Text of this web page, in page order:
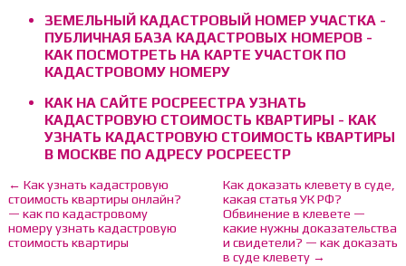
ЗЕМЕЛЬНЫЙ КАДАСТРОВЫЙ НОМЕР УЧАСТКА -
ПУБЛИЧНАЯ БАЗА КАДАСТРОВЫХ НОМЕРОВ -
КАК ПОСМОТРЕТЬ НА КАРТЕ УЧАСТОК ПО
КАДАСТРОВОМУ НОМЕРУ
КАК НА САЙТЕ РОСРЕЕСТРА УЗНАТЬ
КАДАСТРОВУЮ СТОИМОСТЬ КВАРТИРЫ - КАК
УЗНАТЬ КАДАСТРОВУЮ СТОИМОСТЬ КВАРТИРЫ
В МОСКВЕ ПО АДРЕСУ РОСРЕЕСТР
← Как узнать кадастровую
стоимость квартиры онлайн?
— как по кадастровому
номеру узнать кадастровую
стоимость квартиры
Как доказать клевету в суде,
какая статья УК РФ?
Обвинение в клевете —
какие нужны доказательства
и свидетели? — как доказать
в суде клевету →